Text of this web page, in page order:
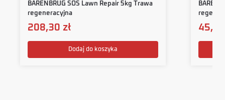
BARENBRUG SOS Lawn Repair 5kg Trawa
regeneracyjna
208,30 zł
Dodaj do koszyka